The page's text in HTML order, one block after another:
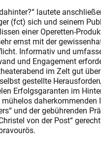
lautete
(fct) sich und seinem
einer Operetten-
ernst mit der
Informativ und
und Engagement
im Zelt gut
gestellte
Erfolgsgaranten im
daherkommenden
und der gebührenden
von der Post“